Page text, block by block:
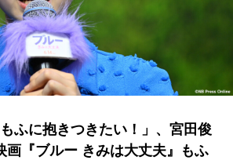
ふに抱きつきたい！」、宮田俊
画『ブルー きみは大丈夫』もふ